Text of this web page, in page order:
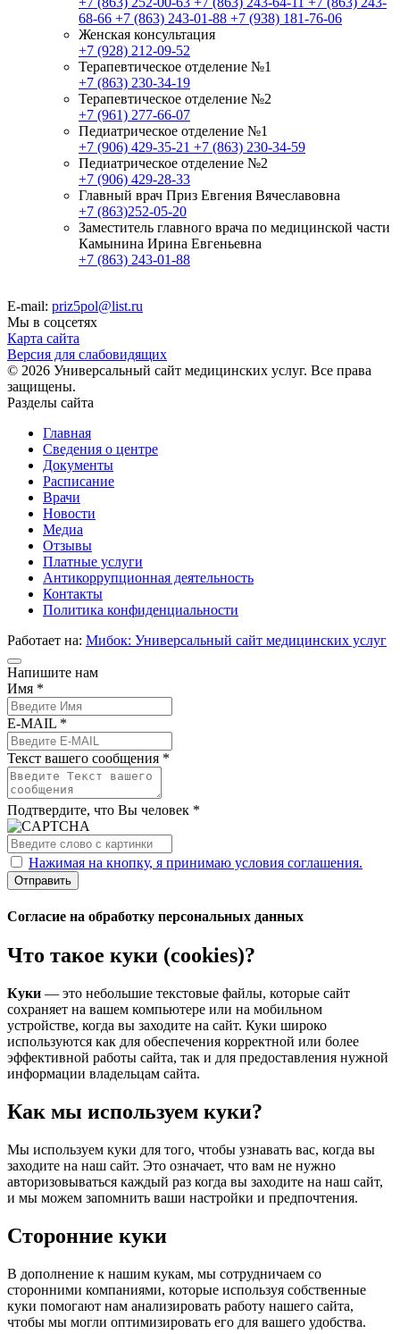
68-66 +7 (863) 243-01-88 +7 (938) 181-76-06
Женская консультация
+7 (928) 212-09-52
Терапевтическое отделение №1
+7 (863) 230-34-19
Терапевтическое отделение №2
+7 (961) 277-66-07
Педиатрическое отделение №1
+7 (906) 429-35-21 +7 (863) 230-34-59
Педиатрическое отделение №2
+7 (906) 429-28-33
Главный врач Приз Евгения Вячеславовна
+7 (863)252-05-20
Заместитель главного врача по медицинской части
Камынина Ирина Евгеньевна
+7 (863) 243-01-88
E-mail: priz5pol@list.ru
Мы в соцсетях
Карта сайта
Версия для слабовидящих
© 2026 Универсальный сайт медицинских услуг. Все права
защищены.
Разделы сайта
Главная
Сведения о центре
Документы
Расписание
Врачи
Новости
Медиа
Отзывы
Платные услуги
Антикоррупционная деятельность
Контакты
Политика конфиденциальности
Работает на: Мибок: Универсальный сайт медицинских услуг
Напишите нам
Имя *
E-MAIL *
Текст вашего сообщения *
Подтвердите, что Вы человек *
Нажимая на кнопку, я принимаю условия соглашения.
Отправить
Согласие на обработку персональных данных
Что такое куки (cookies)?
Куки — это небольшие текстовые файлы, которые сайт
сохраняет на вашем компьютере или на мобильном
устройстве, когда вы заходите на сайт. Куки широко
используются как для обеспечения корректной или более
эффективной работы сайта, так и для предоставления нужной
информации владельцам сайта.
Как мы используем куки?
Мы используем куки для того, чтобы узнавать вас, когда вы
заходите на наш сайт. Это означает, что вам не нужно
авторизовываться каждый раз когда вы заходите на наш сайт,
и мы можем запомнить ваши настройки и предпочтения.
Сторонние куки
В дополнение к нашим кукам, мы сотрудничаем со
сторонними компаниями, которые используя собственные
куки помогают нам анализировать работу нашего сайта,
чтобы мы могли оптимизировать его для вашего удобства.